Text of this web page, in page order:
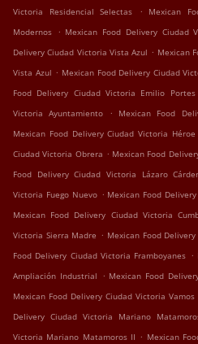
Victoria Residencial Selectas
.
Mexican
Modernos . Mexican Food Delivery Ciudad
Delivery Ciudad Victoria Vista Azul . Mexican
Vista Azul . Mexican Food Delivery Ciudad
Food Delivery Ciudad Victoria Emilio Portes
Victoria Ayuntamiento
. Mexican Food
Mexican Food Delivery Ciudad Victoria
Ciudad Victoria Obrera . Mexican Food
Food Delivery Ciudad Victoria Lázaro
Victoria Fuego Nuevo . Mexican Food
Mexican Food Delivery Ciudad Victoria
Victoria Sierra Madre . Mexican Food
Food Delivery Ciudad Victoria Framboyanes .
Ampliación Industrial . Mexican Food
Mexican Food Delivery Ciudad Victoria
Delivery Ciudad Victoria Mariano
Victoria Mariano Matamoros II . Mexican